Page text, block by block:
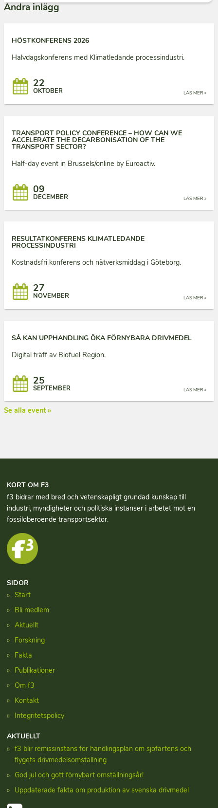
Andra inlägg
HÖSTKONFERENS 2026
Halvdagskonferens med Klimatledande processindustri.
LÄS MER »
22
OKTOBER
TRANSPORT POLICY CONFERENCE – HOW CAN WE
ACCELERATE THE DECARBONISATION OF THE
TRANSPORT SECTOR?
Half-day event in Brussels/online by Euroactiv.
LÄS MER »
09
DECEMBER
RESULTATKONFERENS KLIMATLEDANDE
PROCESSINDUSTRI
Kostnadsfri konferens och nätverksmiddag i Göteborg.
LÄS MER »
27
NOVEMBER
SÅ KAN UPPHANDLING ÖKA FÖRNYBARA DRIVMEDEL
Digital träff av Biofuel Region.
LÄS MER »
25
SEPTEMBER
Se alla event »
KORT OM F3
f3 bidrar med bred och vetenskapligt grundad kun­skap till
industri, myndigheter och politiska instanser i arbetet mot en
fossiloberoende transportsektor.
SIDOR
Start
Bli medlem
Aktuellt
Forskning
Fakta
Publikationer
Om f3
Kontakt
Integritetspolicy
AKTUELLT
f3 blir remissinstans för handlingsplan om sjöfartens och
flygets drivmedelsomställning
God jul och gott förnybart omställningsår!
Uppdaterade fakta om produktion av svenska drivmedel